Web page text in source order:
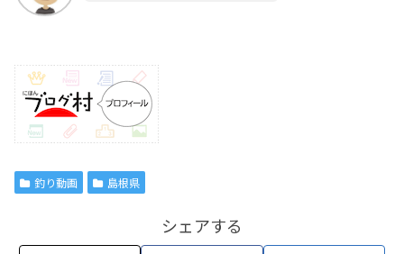
釣り動画 島根県
シェアする